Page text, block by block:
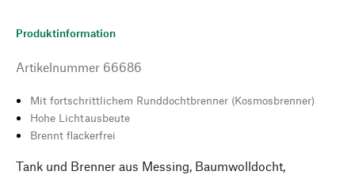
Produktinformation
Artikelnummer 66686
Mit fortschrittlichem Runddochtbrenner (Kosmosbrenner)
Hohe Lichtausbeute
Brennt flackerfrei
Tank und Brenner aus Messing, Baumwolldocht,